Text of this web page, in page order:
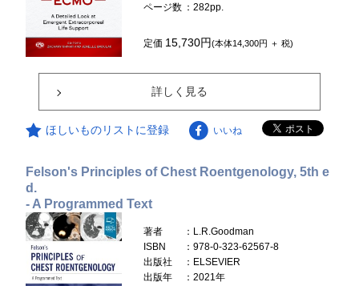
ページ数 ：282pp.
定価 15,730円(本体14,300円 ＋ 税)
詳しく見る
ほしいものリストに登録 いいね
Felson's Principles of Chest Roentgenology, 5th e
d.
- A Programmed Text
著者
：L.R.Goodman
ISBN
：978-0-323-62567-8
出版社
：ELSEVIER
出版年
：2021年